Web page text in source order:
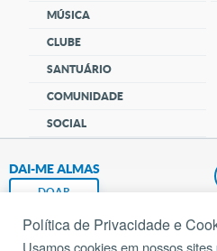
MÚSICA
CLUBE
SANTUÁRIO
COMUNIDADE
SOCIAL
DAI-ME ALMAS
DOAR
Fundação João
Política de Privacidade e
Usamos cookies em nossos